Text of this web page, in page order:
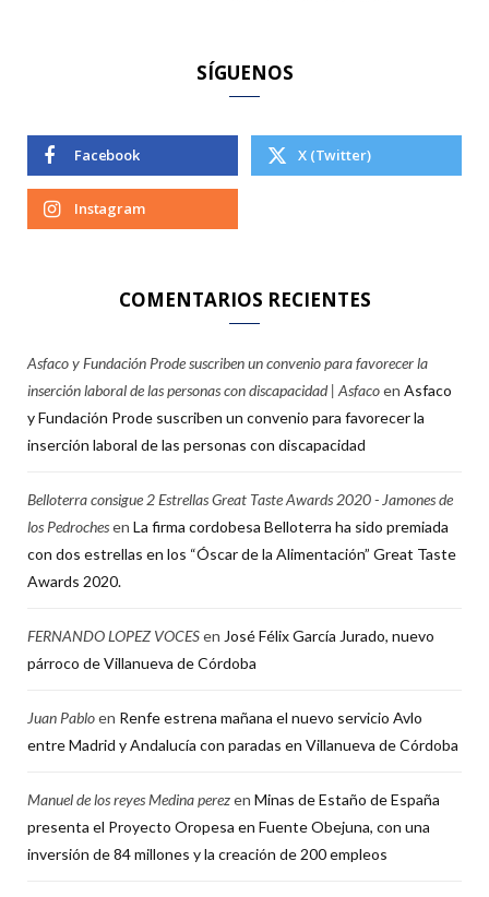
SÍGUENOS
Facebook X (Twitter)
Instagram
COMENTARIOS RECIENTES
Asfaco y Fundación Prode suscriben un convenio para favorecer la
inserción laboral de las personas con discapacidad | Asfacoen Asfaco
y Fundación Prode suscriben un convenio para favorecer la
inserción laboral de las personas con discapacidad
Belloterra consigue 2 Estrellas Great Taste Awards 2020 - Jamones de
los Pedrochesen La firma cordobesa Belloterra ha sido premiada
con dos estrellas en los “Óscar de la Alimentación” Great Taste
Awards 2020.
FERNANDO LOPEZ VOCESen José Félix García Jurado, nuevo
párroco de Villanueva de Córdoba
Juan Pabloen Renfe estrena mañana el nuevo servicio Avlo
entre Madrid y Andalucía con paradas en Villanueva de Córdoba
Manuel de los reyes Medina perezen Minas de Estaño de España
presenta el Proyecto Oropesa en Fuente Obejuna, con una
inversión de 84 millones y la creación de 200 empleos